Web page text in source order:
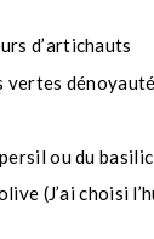
d’artichauts
vertes
ou du basilic
(J’ai choisi